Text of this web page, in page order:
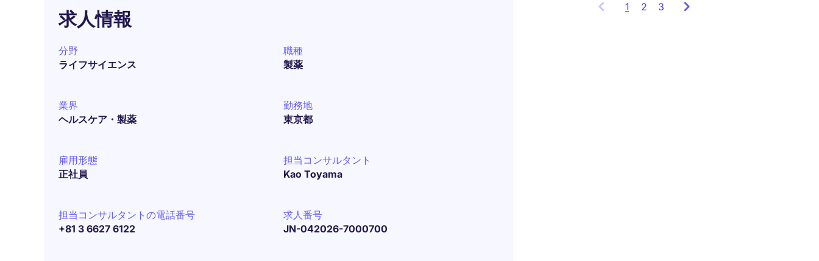
求人情報
分野
ライフサイエンス
職種
製薬
業界
ヘルスケア・製薬
勤務地
東京都
雇用形態
正社員
担当コンサルタント
Kao Toyama
担当コンサルタントの電話番号
+81 3 6627 6122
求人番号
JN-042026-7000700
1 Showing
2 3